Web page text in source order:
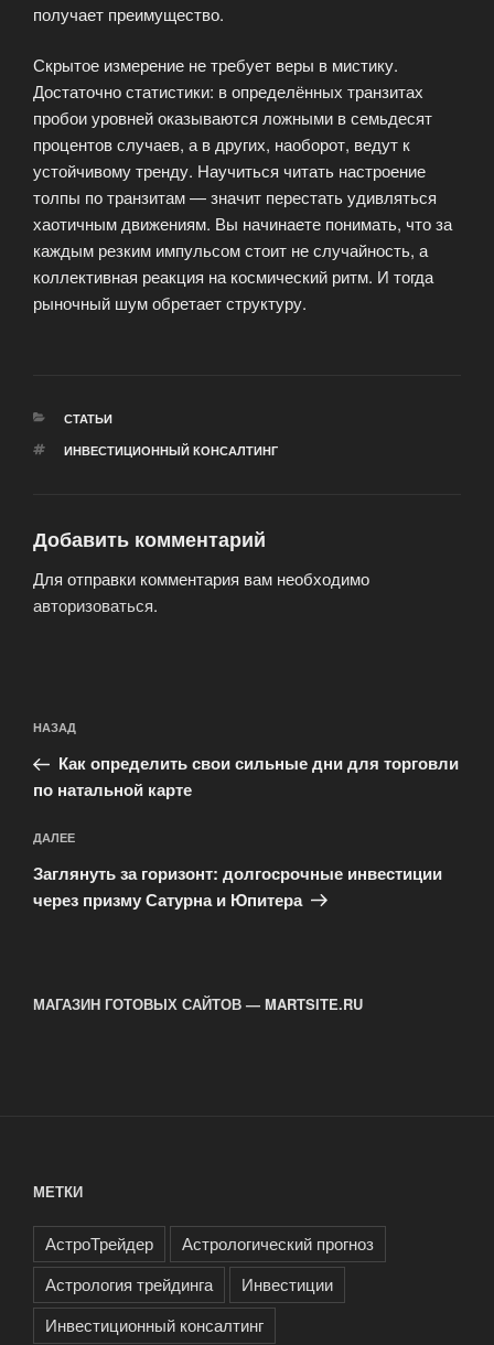
получает преимущество.
Скрытое измерение не требует веры в мистику.
Достаточно статистики: в определённых транзитах
пробои уровней оказываются ложными в семьдесят
процентов случаев, а в других, наоборот, ведут к
устойчивому тренду. Научиться читать настроение
толпы по транзитам — значит перестать удивляться
хаотичным движениям. Вы начинаете понимать, что за
каждым резким импульсом стоит не случайность, а
коллективная реакция на космический ритм. И тогда
рыночный шум обретает структуру.
РУБРИКИ
СТАТЬИ
МЕТКИ
ИНВЕСТИЦИОННЫЙ КОНСАЛТИНГ
Добавить комментарий
Для отправки комментария вам необходимо
авторизоваться.
по
записям
Предыдущая
запись:
НАЗАД
Как определить свои сильные дни для торговли
по натальной карте
Следующая
запись
ДАЛЕЕ
Заглянуть за горизонт: долгосрочные инвестиции
через призму Сатурна и Юпитера
МАГАЗИН ГОТОВЫХ САЙТОВ — MARTSITE.RU
МЕТКИ
АстроТрейдер
Астрологический прогноз
Астрология трейдинга
Инвестиции
Инвестиционный консалтинг